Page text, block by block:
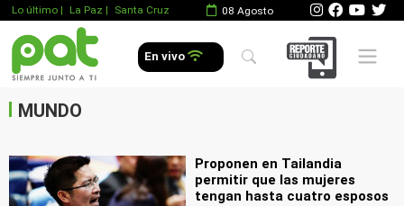
Lo último | La Paz | Santa Cruz 08 Agosto
En vivo Mobile
MUNDO
.
Proponen en Tailandia
permitir que las mujeres
tengan hasta cuatro esposos